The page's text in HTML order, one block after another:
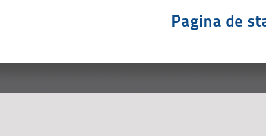
Pagina de